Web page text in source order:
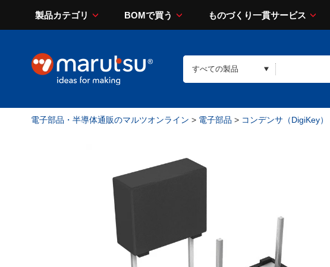
製品カテゴリ BOMで買う ものづくり一貫サービス
電子部品・半導体通販のマルツオンライン > 電子部品 > コンデンサ（DigiKey）